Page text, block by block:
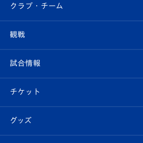
すべて
クラブ
試合情報
チケット
クラブ・チーム
クラブ概要
エンブレム紹介
観戦
観戦ルール
はじめての観戦ガイド
Revive Team
試合情報
試合日程/結果
フォトギャラリー
チケット
チケット
グッズ